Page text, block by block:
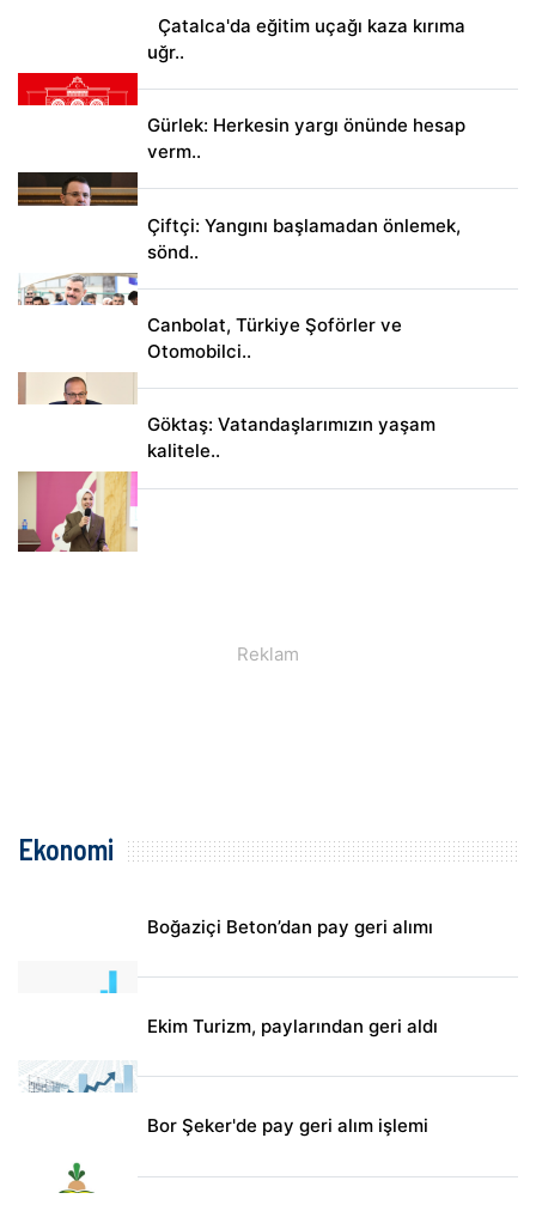
Çatalca'da eğitim uçağı kaza kırıma
uğr..
Gürlek: Herkesin yargı önünde hesap
verm..
Çiftçi: Yangını başlamadan önlemek,
sönd..
Canbolat, Türkiye Şoförler ve
Otomobilci..
Göktaş: Vatandaşlarımızın yaşam
kalitele..
Ekonomi
Boğaziçi Beton’dan pay geri alımı
Ekim Turizm, paylarından geri aldı
Bor Şeker'de pay geri alım işlemi